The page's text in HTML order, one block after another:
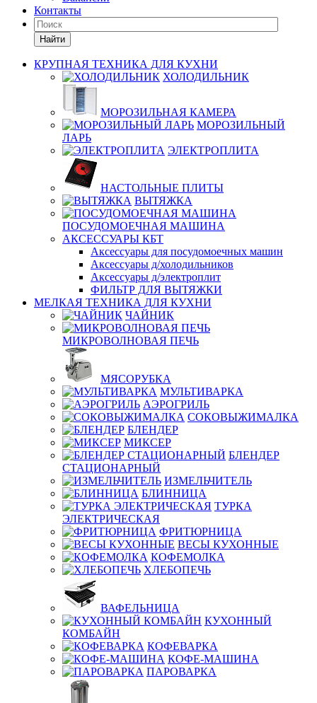
Контакты
Найти
КРУПНАЯ ТЕХНИКА ДЛЯ КУХНИ
ХОЛОДИЛЬНИК
МОРОЗИЛЬНАЯ КАМЕРА
МОРОЗИЛЬНЫЙ
ЛАРЬ
ЭЛЕКТРОПЛИТА
НАСТОЛЬНЫЕ ПЛИТЫ
ВЫТЯЖКА
ПОСУДОМОЕЧНАЯ МАШИНА
АКСЕССУАРЫ КБТ
Аксессуары для посудомоечных машин
Аксессуары д/холодильников
Аксессуары д/электроплит
ФИЛЬТР ДЛЯ ВЫТЯЖКИ
МЕЛКАЯ ТЕХНИКА ДЛЯ КУХНИ
ЧАЙНИК
МИКРОВОЛНОВАЯ ПЕЧЬ
МЯСОРУБКА
МУЛЬТИВАРКА
АЭРОГРИЛЬ
СОКОВЫЖИМАЛКА
БЛЕНДЕР
МИКСЕР
БЛЕНДЕР
СТАЦИОНАРНЫЙ
ИЗМЕЛЬЧИТЕЛЬ
БЛИННИЦА
ТУРКА
ЭЛЕКТРИЧЕСКАЯ
ФРИТЮРНИЦА
ВЕСЫ КУХОННЫЕ
КОФЕМОЛКА
ХЛЕБОПЕЧЬ
ВАФЕЛЬНИЦА
КУХОННЫЙ
КОМБАЙН
КОФЕВАРКА
КОФЕ-МАШИНА
ПАРОВАРКА